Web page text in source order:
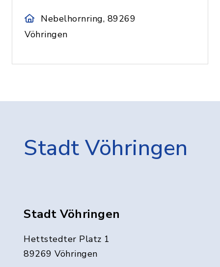
Nebelhornring, 89269
Vöhringen
Stadt Vöhringen
Stadt Vöhringen
Hettstedter Platz 1
89269 Vöhringen